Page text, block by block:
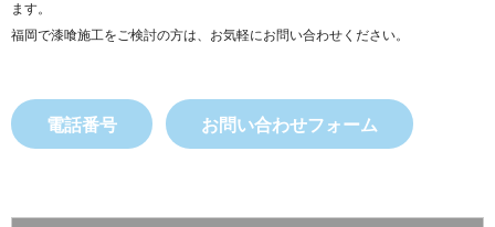
ます。
福岡で漆喰施工をご検討の方は、お気軽にお問い合わせください。
電話番号 お問い合わせフォーム